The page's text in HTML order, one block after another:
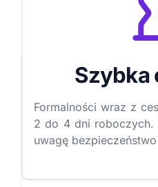
Szybka
Formalności wraz z
2 do 4 dni
uwagę